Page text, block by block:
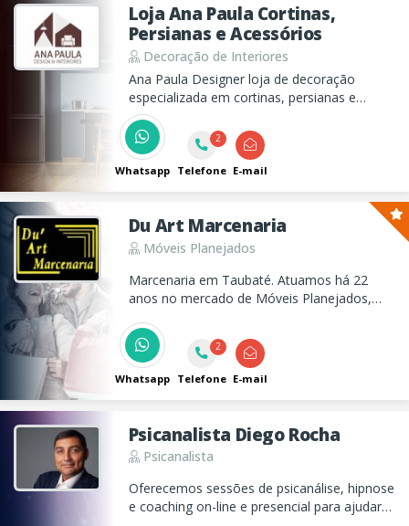
Loja Ana Paula Cortinas,
Persianas e Acessórios
Decoração de Interiores
Ana Paula Designer loja de decoração
especializada em cortinas, persianas e
acessórios, para comércios e residências em
Taubaté.
Whatsapp
2
Telefone E-mail
Du Art Marcenaria
Móveis Planejados
Marcenaria em Taubaté. Atuamos há 22
anos no mercado de Móveis Planejados,
seu projeto!
Whatsapp
2
Telefone E-mail
Psicanalista Diego Rocha
Psicanalista
Oferecemos sessões de psicanálise, hipnose
e coaching on-line e presencial para ajudar